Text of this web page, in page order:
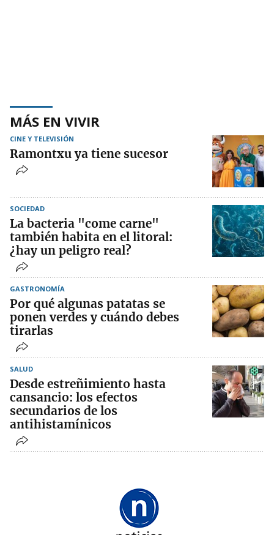
MÁS EN VIVIR
CINE Y TELEVISIÓN
Ramontxu ya tiene sucesor
SOCIEDAD
La bacteria "come carne"
también habita en el litoral:
¿hay un peligro real?
GASTRONOMÍA
Por qué algunas patatas se
ponen verdes y cuándo debes
tirarlas
SALUD
Desde estreñimiento hasta
cansancio: los efectos
secundarios de los
antihistamínicos